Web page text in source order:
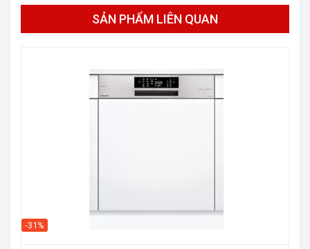
SẢN PHẨM LIÊN QUAN
-31%